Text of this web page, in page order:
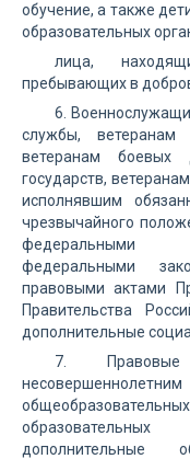
обучение, а также
образовательных
лица,
пребывающих в
6.
службы, ветеранам
ветеранам боевых
государств,
исполнявшим
чрезвычайного
федеральными
федеральными
правовыми актами
Правительства
дополнительные
7.
дополнительные